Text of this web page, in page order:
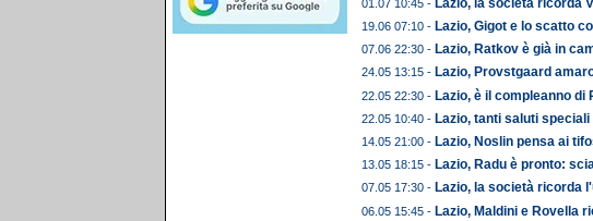
01.07 10:45 - Lazio, la società ricorda
19.06 07:10 - Lazio, Gigot e lo scatto
07.06 22:30 - Lazio, Ratkov è già in
24.05 13:15 - Lazio, Provstgaard
22.05 22:30 - Lazio, è il compleanno di
22.05 10:40 - Lazio, tanti saluti
14.05 21:00 - Lazio, Noslin pensa ai
13.05 18:15 - Lazio, Radu è pronto:
07.05 17:30 - Lazio, la società ricorda
06.05 15:45 - Lazio, Maldini e Rovella